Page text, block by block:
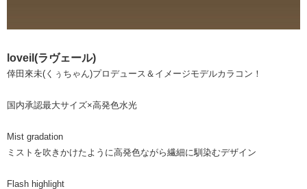
loveil(ラヴェール)
倖田來未(くぅちゃん)プロデュース＆イメージモデルカラコン！
国内承認最大サイズ×高発色水光
Mist gradation
ミストを吹きかけたように高発色ながら繊細に馴染むデザイン
Flash highlight